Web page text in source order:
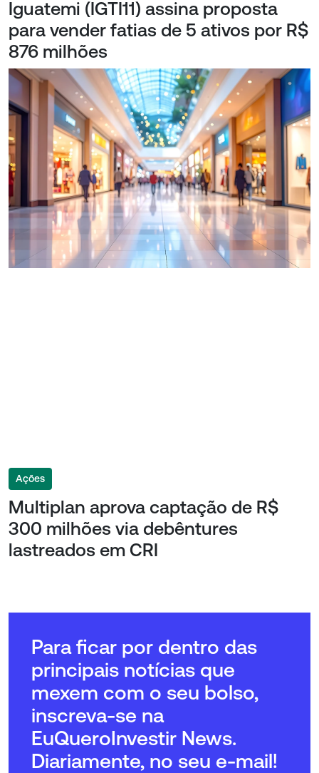
Iguatemi (IGTI11) assina proposta
para vender fatias de 5 ativos por R$
876 milhões
Ações
Multiplan aprova captação de R$
300 milhões via debêntures
lastreados em CRI
Para ficar por dentro das
principais notícias que
mexem com o seu bolso,
inscreva-se na
EuQueroInvestir News.
Diariamente, no seu e-mail!